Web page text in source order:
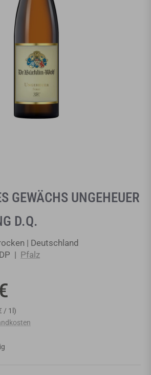
GEWÄCHS UNGEHEUER
D.Q.
| Deutschland
| Pfalz
/ 1l)